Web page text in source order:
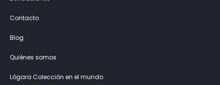
Contacto
Blog
Quiénes somos
Lógara Colección en el mundo